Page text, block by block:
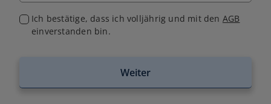
Ich bestätige, dass ich volljährig und mit den AGB
einverstanden bin.
Weiter